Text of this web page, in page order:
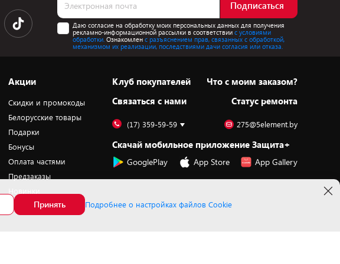
Подписаться
Даю согласие на обработку моих персональных данных для получения
рекламно-информационной рассылки в соответствиис условиями
обработки. Ознакомлен с разъяснением прав, связанных с обработкой,
механизмом их реализации, последствиями дачи согласия или отказа.
Акции
Скидки и промокоды
Белорусские товары
Подарки
Бонусы
Оплата частями
Предзаказы
Клуб покупателей
Cвязаться с нами
Что с моим заказом?
Статус ремонта
(17) 359-59-59 275@5element.by
Скачай мобильное приложение Защита+
GooglePlay App Store App Gallery
Принять Подробнее о настройках файлов Cookie